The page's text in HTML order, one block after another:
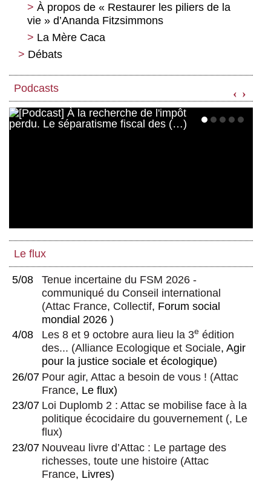
À propos de « Restaurer les piliers de la
vie » d’Ananda Fitzsimmons
La Mère Caca
Débats
progressivité de l’impôt
Pour une démocratie économique
radicale selon Daniel Bachet
Une analyse critique des crypto-
Podcasts ‹ ›
Le flux
5/08
Tenue incertaine du FSM 2026 -
communiqué du Conseil international
(Attac France, Collectif, Forum social
mondial 2026 )
4/08
Les 8 et 9 octobre aura lieu la 3e édition
des... (Alliance Ecologique et Sociale, Agir
pour la justice sociale et écologique)
26/07 Pour agir, Attac a besoin de vous ! (Attac
France, Le flux)
23/07 Loi Duplomb 2 : Attac se mobilise face à la
politique écocidaire du gouvernement (, Le
flux)
23/07 Nouveau livre d’Attac : Le partage des
richesses, toute une histoire (Attac
France, Livres)